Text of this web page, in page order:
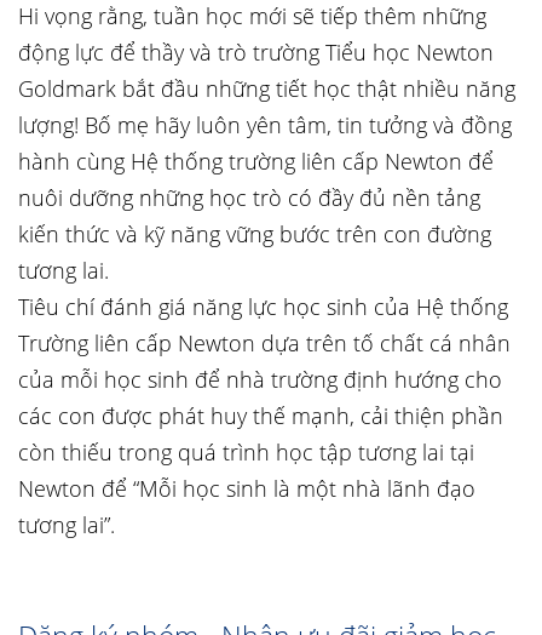
Hi vọng rằng, tuần học mới sẽ tiếp thêm những
động lực để thầy và trò trường Tiểu học Newton
Goldmark bắt đầu những tiết học thật nhiều năng
lượng! Bố mẹ hãy luôn yên tâm, tin tưởng và đồng
hành cùng Hệ thống trường liên cấp Newton để
nuôi dưỡng những học trò có đầy đủ nền tảng
kiến thức và kỹ năng vững bước trên con đường
tương lai.
Tiêu chí đánh giá năng lực học sinh của Hệ thống
Trường liên cấp Newton dựa trên tố chất cá nhân
của mỗi học sinh để nhà trường định hướng cho
các con được phát huy thế mạnh, cải thiện phần
còn thiếu trong quá trình học tập tương lai tại
Newton để “Mỗi học sinh là một nhà lãnh đạo
tương lai”.